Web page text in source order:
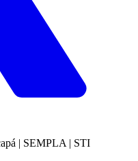
| SEMPLA | STI